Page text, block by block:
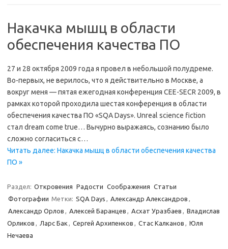
Накачка мышц в области
обеспечения качества ПО
27 и 28 октября 2009 года я провел в небольшой полудреме.
Во-первых, не верилось, что я действительно в Москве, а
вокруг меня — пятая ежегодная конференция CEE-SECR 2009, в
рамках которой проходила шестая конференция в области
обеспечения качества ПО «SQA Days». Unreal science fiction
стал dream come true… Вычурно выражаясь, сознанию было
сложно согласиться с…
Читать далее: Накачка мышц в области обеспечения качества
ПО »
Раздел: Откровения Радости Соображения Статьи
Фотографии Метки: SQA Days , Александр Александров ,
Александр Орлов , Алексей Баранцев , Асхат Уразбаев , Владислав
Орликов , Ларс Бак , Сергей Архипенков , Стас Калканов , Юля
Нечаева